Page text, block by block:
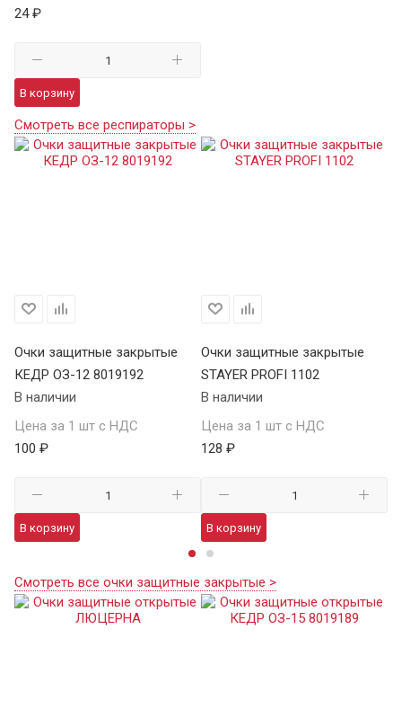
24 ₽
В корзину
Смотреть все респираторы >
Очки защитные закрытые
КЕДР ОЗ-12 8019192
В наличии
Цена за 1 шт с НДС
100 ₽
В корзину
Очки защитные закрытые
STAYER PROFI 1102
В наличии
Цена за 1 шт с НДС
128 ₽
В корзину
Смотреть все очки защитные закрытые >